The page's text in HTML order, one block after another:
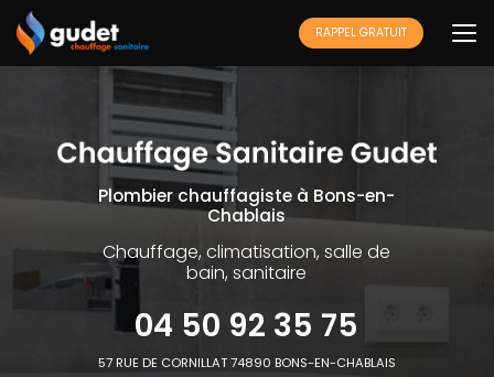
Aller
au
contenu
principal
RAPPEL GRATUIT
Plombier chauffagiste à Bons-en-
Chablais
Chauffage, climatisation, salle de
bain, sanitaire
04 50 92 35 75
57 RUE DE CORNILLAT 74890 BONS-EN-CHABLAIS